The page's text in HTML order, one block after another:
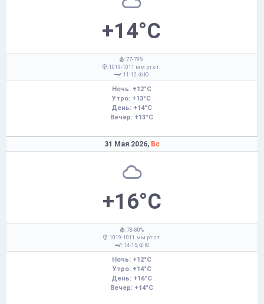
+14°C
: 77-79%
: 1019-1011 мм рт.ст.
: 11-12,
Ю
Ночь: +12°C
Утро: +13°C
День: +14°C
Вечер: +13°C
31 Мая 2026, Вс
+16°C
: 78-80%
: 1019-1011 мм рт.ст.
: 14-15,
Ю
Ночь: +12°C
Утро: +14°C
День: +16°C
Вечер: +14°C